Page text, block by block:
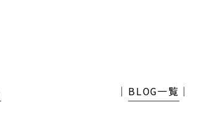
│ BLOG一覧 │